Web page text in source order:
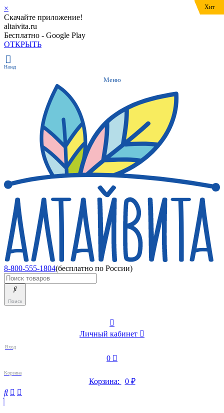
×
Скачайте приложение!
altaivita.ru
Бесплатно - Google Play
ОТКРЫТЬ
Назад
Меню
8-800-555-1804(бесплатно по России)
Поиск
Личный кабинет
Вход
0
Корзина
Корзина: 0 ₽
Хит
Хит
Хит
Хит